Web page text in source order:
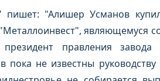
пишет: "Алишер Усманов
являющемуся
правления завода
пока не известны